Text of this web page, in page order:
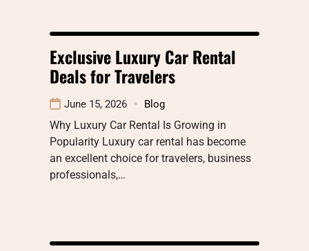
Exclusive Luxury Car Rental
Deals for Travelers
June 15, 2026 Blog
Why Luxury Car Rental Is Growing in
Popularity Luxury car rental has become
an excellent choice for travelers, business
professionals,…